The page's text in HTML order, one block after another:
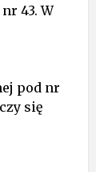
43. W
pod nr
się